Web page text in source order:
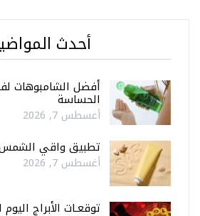
أحدث
أفضل الشامبوهات
الحساسة
أغسطس 7, 2026
تطبيق واقي الشمس
أغسطس 7, 2026